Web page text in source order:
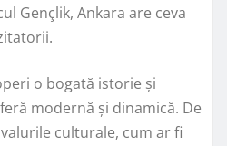
Gençlik, Ankara are ceva
o bogată istorie și
modernă și dinamică. De
culturale, cum ar fi